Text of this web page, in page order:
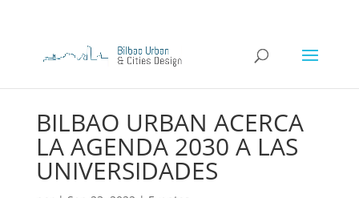
BILBAO URBAN ACERCA
LA AGENDA 2030 A LAS
UNIVERSIDADES